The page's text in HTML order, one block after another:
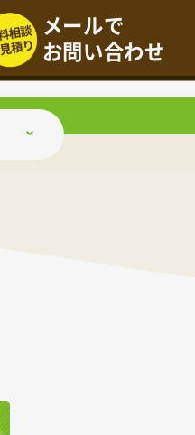
メールで
お問い合わせ